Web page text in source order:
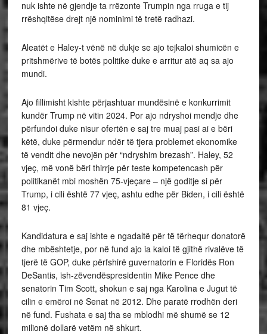
nuk ishte në gjendje ta rrëzonte Trumpin nga rruga e tij
rrëshqitëse drejt një nominimi të tretë radhazi.
Aleatët e Haley-t vënë në dukje se ajo tejkaloi shumicën e
pritshmërive të botës politike duke e arritur atë aq sa ajo
mundi.
Ajo fillimisht kishte përjashtuar mundësinë e konkurrimit
kundër Trump në vitin 2024. Por ajo ndryshoi mendje dhe
përfundoi duke nisur ofertën e saj tre muaj pasi ai e bëri
këtë, duke përmendur ndër të tjera problemet ekonomike
të vendit dhe nevojën për “ndryshim brezash”. Haley, 52
vjeç, më vonë bëri thirrje për teste kompetencash për
politikanët mbi moshën 75-vjeçare – një goditje si për
Trump, i cili është 77 vjeç, ashtu edhe për Biden, i cili është
81 vjeç.
Kandidatura e saj ishte e ngadaltë për të tërhequr donatorë
dhe mbështetje, por në fund ajo ia kaloi të gjithë rivalëve të
tjerë të GOP, duke përfshirë guvernatorin e Floridës Ron
DeSantis, ish-zëvendëspresidentin Mike Pence dhe
senatorin Tim Scott, shokun e saj nga Karolina e Jugut të
cilin e emëroi në Senat në 2012. Dhe paratë rrodhën deri
në fund. Fushata e saj tha se mblodhi më shumë se 12
milionë dollarë vetëm në shkurt.